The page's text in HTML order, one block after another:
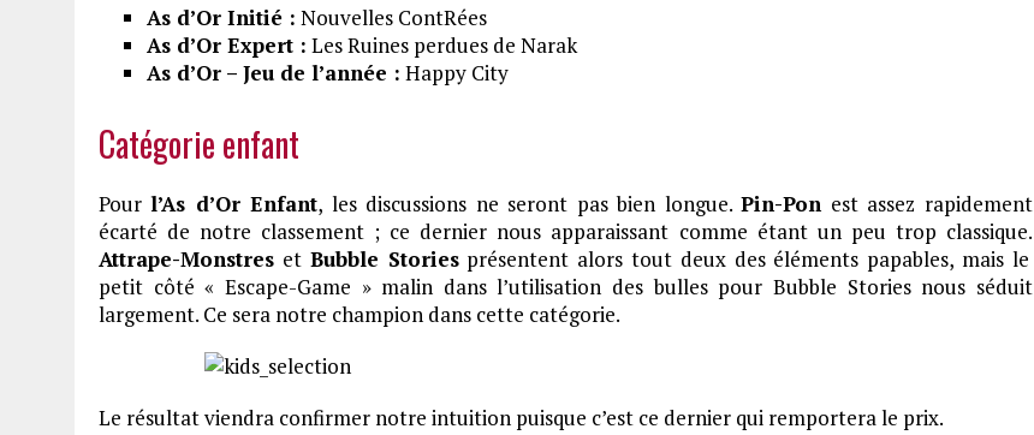
As d’Or Initié : Nouvelles ContRées
As d’Or Expert : Les Ruines perdues de Narak
As d’Or – Jeu de l’année : Happy City
Catégorie enfant
Pourl’As d’Or Enfant, les discussions ne seront pas bien longue.Pin-Pon est assez rapidement
écarté de notre classement ; ce dernier nous apparaissant comme étant un peu trop classique.
Attrape-Monstres et Bubble Storiesprésentent alors tout deux des éléments papables, mais le
petit côté « Escape-Game » malin dans l’utilisation des bulles pour Bubble Stories nous séduit
largement. Ce sera notre champion dans cette catégorie.
Le résultat viendra confirmer notre intuition puisque c’est ce dernier qui remportera le prix.